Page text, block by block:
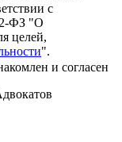
с
ФЗ "О
целей,
".
и согласен